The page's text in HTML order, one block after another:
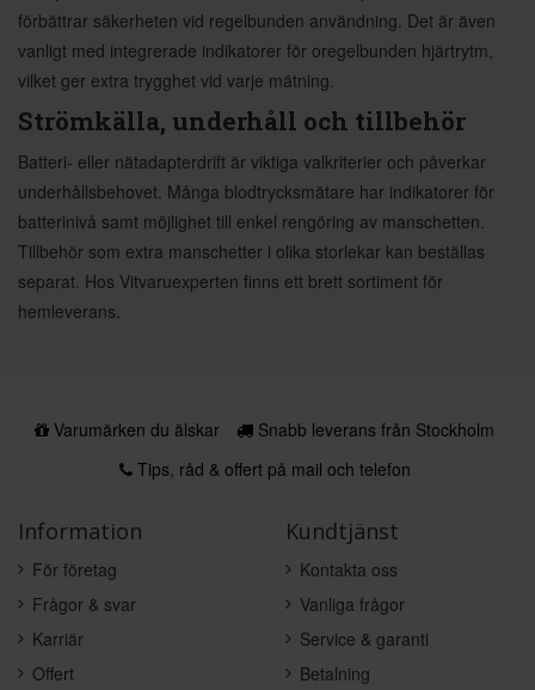
förbättrar säkerheten vid regelbunden användning. Det är även
vanligt med integrerade indikatorer för oregelbunden hjärtrytm,
vilket ger extra trygghet vid varje mätning.
Strömkälla, underhåll och tillbehör
Batteri- eller nätadapterdrift är viktiga valkriterier och påverkar
underhållsbehovet. Många blodtrycksmätare har indikatorer för
batterinivå samt möjlighet till enkel rengöring av manschetten.
Tillbehör som extra manschetter i olika storlekar kan beställas
separat. Hos Vitvaruexperten finns ett brett sortiment för
hemleverans.
Varumärken du älskar
Snabb leverans från Stockholm
Tips, råd & offert på mail och telefon
Information
För företag
Frågor & svar
Karriär
Offert
Kundtjänst
Kontakta oss
Vanliga frågor
Service & garanti
Betalning